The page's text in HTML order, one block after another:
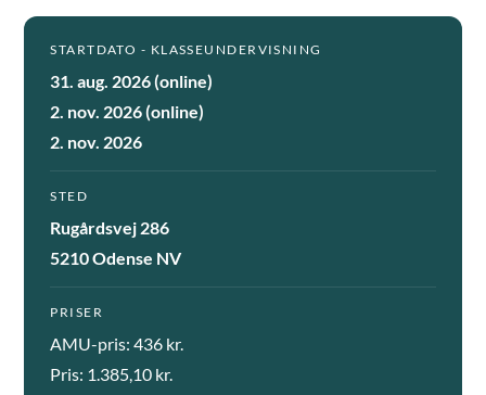
STARTDATO - KLASSEUNDERVISNING
31. aug. 2026 (online)
2. nov. 2026 (online)
2. nov. 2026
STED
Rugårdsvej 286
5210 Odense NV
PRISER
AMU-pris: 436 kr.
Pris: 1.385,10 kr.